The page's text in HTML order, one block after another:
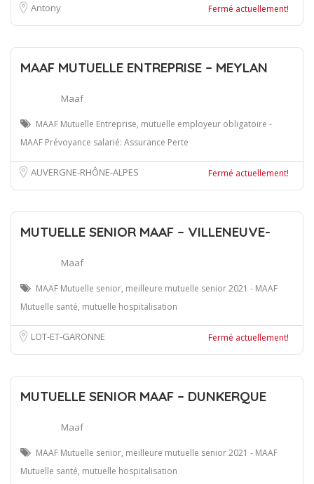
Antony Fermé actuellement!
MAAF MUTUELLE ENTREPRISE – MEYLAN
Maaf
MAAF Mutuelle Entreprise, mutuelle employeur obligatoire -
MAAF Prévoyance salarié: Assurance Perte
AUVERGNE-RHÔNE-ALPES Fermé actuellement!
MUTUELLE SENIOR MAAF – VILLENEUVE-
Maaf
MAAF Mutuelle senior, meilleure mutuelle senior 2021 - MAAF
Mutuelle santé, mutuelle hospitalisation
LOT-ET-GARONNE Fermé actuellement!
MUTUELLE SENIOR MAAF – DUNKERQUE
Maaf
MAAF Mutuelle senior, meilleure mutuelle senior 2021 - MAAF
Mutuelle santé, mutuelle hospitalisation